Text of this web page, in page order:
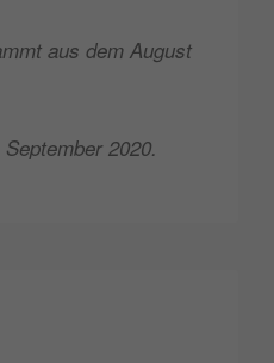
aus dem August
2020.